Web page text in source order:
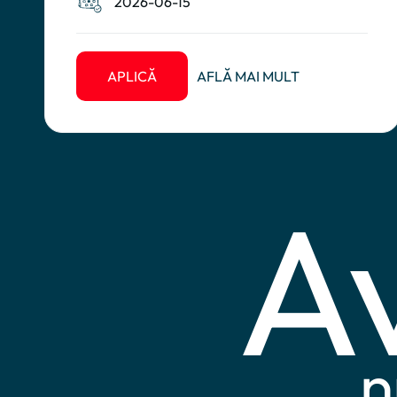
APLICĂ AFLĂ MAI MULT